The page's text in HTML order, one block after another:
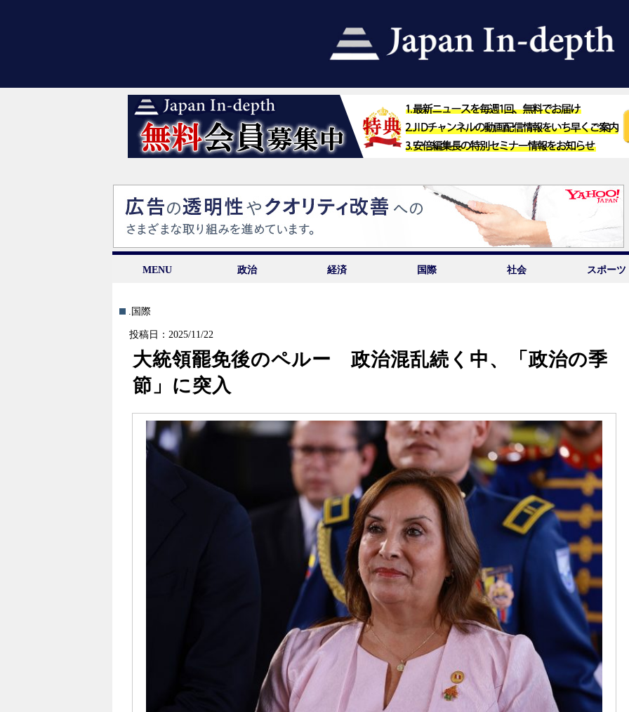
MENU 政治 経済 国際 社会 スポーツ
.国際
投稿日：2025/11/22
大統領罷免後のペルー 政治混乱続く中、「政治の季
節」に突入